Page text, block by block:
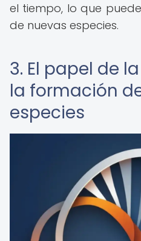
el tiempo, lo que
de nuevas especies.
3. El papel de
la formación
especies